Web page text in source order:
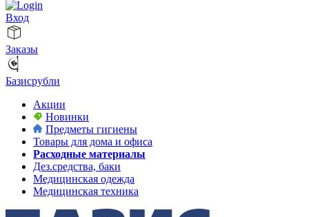
Вход
Заказы
Базисрубли
Акции
Новинки
Предметы гигиены
Товары для дома и офиса
Расходные материалы
Дез.средства, баки
Медицинская одежда
Медицинская техника